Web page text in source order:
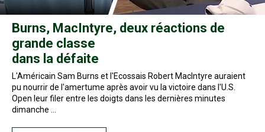
Burns, MacIntyre, deux réactions de
grande classe
dans la défaite
L'Américain Sam Burns et l'Ecossais Robert MacIntyre auraient
pu nourrir de l'amertume après avoir vu la victoire dans l'U.S.
Open leur filer entre les doigts dans les dernières minutes
dimanche …